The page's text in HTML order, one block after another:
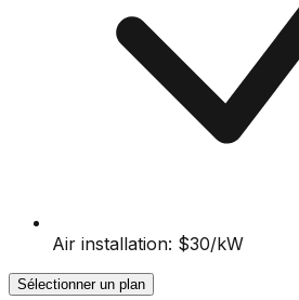
Air installation: $30/kW
Sélectionner un plan